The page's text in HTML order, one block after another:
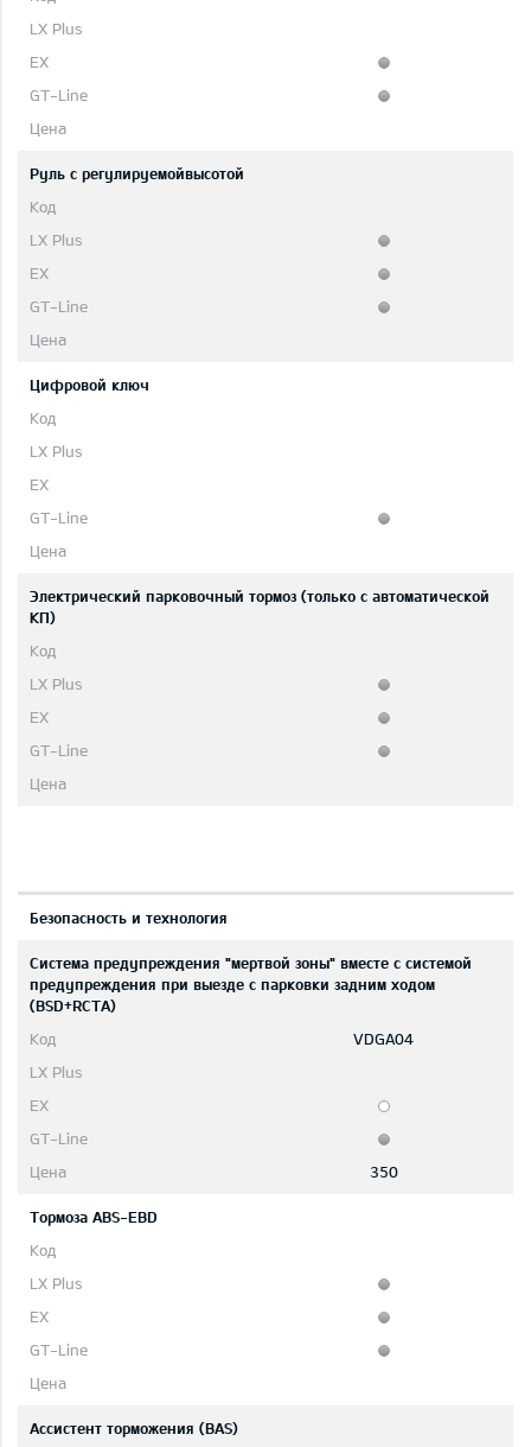
Руль с регулируемойвысотой
Цифровой ключ
Электрический парковочный тормоз (только с автоматической
КП)
Безопасность и технология
Система предупреждения "мертвой зоны" вместе с системой
предупреждения при выезде с парковки задним ходом
(BSD+RCTA)
VDGA04
350
Тормоза ABS-EBD
Ассистент торможения (BAS)